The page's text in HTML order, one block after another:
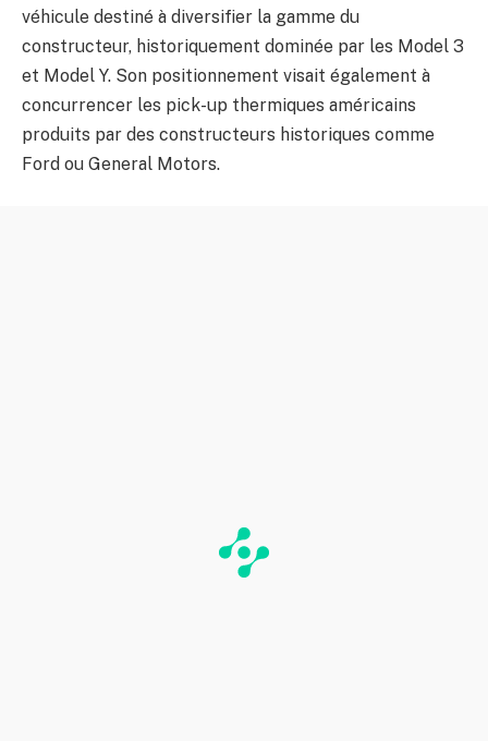
véhicule destiné à diversifier la gamme du
constructeur, historiquement dominée par les Model 3
et Model Y. Son positionnement visait également à
concurrencer les pick-up thermiques américains
produits par des constructeurs historiques comme
Ford ou General Motors.